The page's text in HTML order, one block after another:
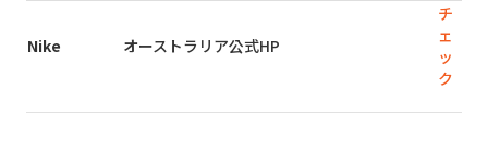
Nike オーストラリア公式HP
チ
ェ
ッ
ク